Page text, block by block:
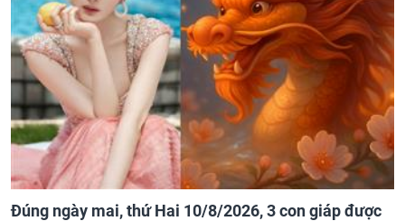
Đúng ngày mai, thứ Hai 10/8/2026, 3 con giáp được